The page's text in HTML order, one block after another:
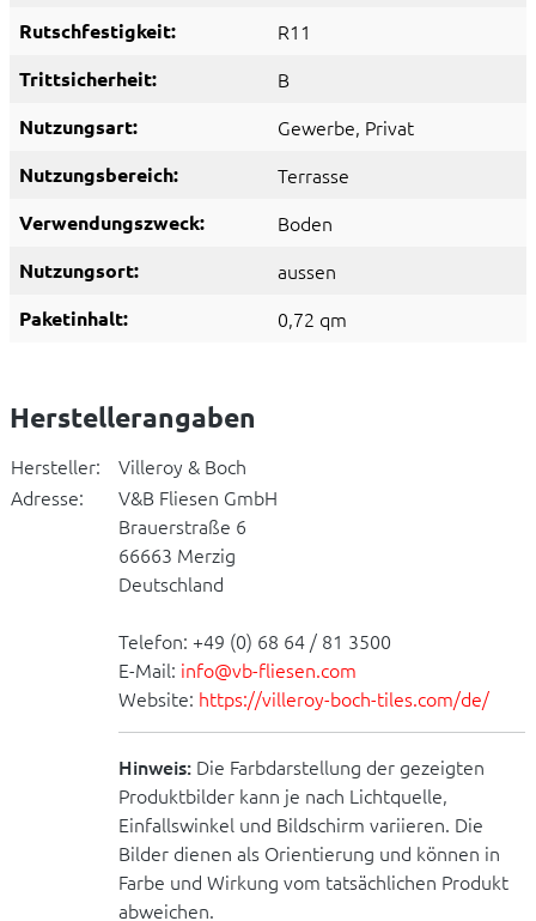
Rutschfestigkeit: R11
Trittsicherheit: B
Nutzungsart: Gewerbe, Privat
Nutzungsbereich: Terrasse
Verwendungszweck: Boden
Nutzungsort: aussen
Paketinhalt: 0,72 qm
Herstellerangaben
Hersteller:
Villeroy & Boch
Adresse:
V&B Fliesen GmbH
Brauerstraße 6
66663 Merzig
Deutschland
Telefon: +49 (0) 68 64 / 81 3500
E-Mail: info@vb-fliesen.com
Website: https://villeroy-boch-tiles.com/de/
Hinweis: Die Farbdarstellung der gezeigten
Produktbilder kann je nach Lichtquelle,
Einfallswinkel und Bildschirm variieren. Die
Bilder dienen als Orientierung und können in
Farbe und Wirkung vom tatsächlichen Produkt
abweichen.